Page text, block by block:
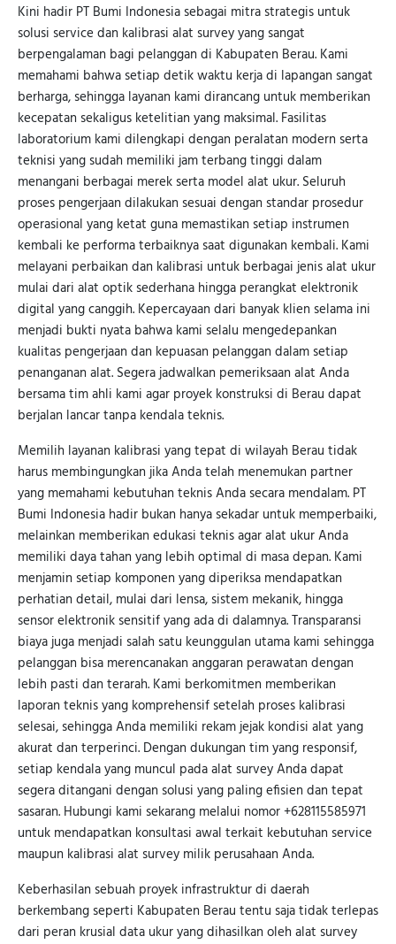
Kini hadir PT Bumi Indonesia sebagai mitra strategis untuk
solusi service dan kalibrasi alat survey yang sangat
berpengalaman bagi pelanggan di Kabupaten Berau. Kami
memahami bahwa setiap detik waktu kerja di lapangan sangat
berharga, sehingga layanan kami dirancang untuk memberikan
kecepatan sekaligus ketelitian yang maksimal. Fasilitas
laboratorium kami dilengkapi dengan peralatan modern serta
teknisi yang sudah memiliki jam terbang tinggi dalam
menangani berbagai merek serta model alat ukur. Seluruh
proses pengerjaan dilakukan sesuai dengan standar prosedur
operasional yang ketat guna memastikan setiap instrumen
kembali ke performa terbaiknya saat digunakan kembali. Kami
melayani perbaikan dan kalibrasi untuk berbagai jenis alat ukur
mulai dari alat optik sederhana hingga perangkat elektronik
digital yang canggih. Kepercayaan dari banyak klien selama ini
menjadi bukti nyata bahwa kami selalu mengedepankan
kualitas pengerjaan dan kepuasan pelanggan dalam setiap
penanganan alat. Segera jadwalkan pemeriksaan alat Anda
bersama tim ahli kami agar proyek konstruksi di Berau dapat
berjalan lancar tanpa kendala teknis.
Memilih layanan kalibrasi yang tepat di wilayah Berau tidak
harus membingungkan jika Anda telah menemukan partner
yang memahami kebutuhan teknis Anda secara mendalam. PT
Bumi Indonesia hadir bukan hanya sekadar untuk memperbaiki,
melainkan memberikan edukasi teknis agar alat ukur Anda
memiliki daya tahan yang lebih optimal di masa depan. Kami
menjamin setiap komponen yang diperiksa mendapatkan
perhatian detail, mulai dari lensa, sistem mekanik, hingga
sensor elektronik sensitif yang ada di dalamnya. Transparansi
biaya juga menjadi salah satu keunggulan utama kami sehingga
pelanggan bisa merencanakan anggaran perawatan dengan
lebih pasti dan terarah. Kami berkomitmen memberikan
laporan teknis yang komprehensif setelah proses kalibrasi
selesai, sehingga Anda memiliki rekam jejak kondisi alat yang
akurat dan terperinci. Dengan dukungan tim yang responsif,
setiap kendala yang muncul pada alat survey Anda dapat
segera ditangani dengan solusi yang paling efisien dan tepat
sasaran. Hubungi kami sekarang melalui nomor +628115585971
untuk mendapatkan konsultasi awal terkait kebutuhan service
maupun kalibrasi alat survey milik perusahaan Anda.
Keberhasilan sebuah proyek infrastruktur di daerah
berkembang seperti Kabupaten Berau tentu saja tidak terlepas
dari peran krusial data ukur yang dihasilkan oleh alat survey